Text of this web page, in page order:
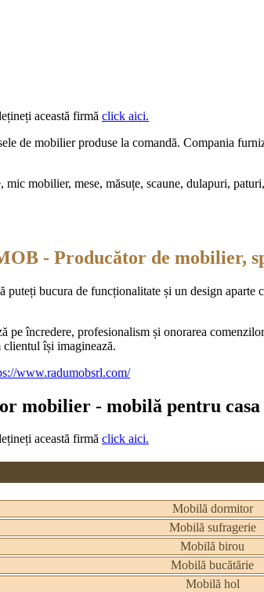
această firmă click aici.
de mobilier produse la comandă. Compania
mobilier, mese, măsuțe, scaune, dulapuri,
- Producător de mobilier,
bucura de funcționalitate și un design
încredere, profesionalism și onorarea
clientul își imaginează.
www.radumobsrl.com/
mobilier - mobilă pentru casa
această firmă click aici.
Mobilă dormitor
Mobilă sufragerie
Mobilă birou
Mobilă bucătărie
Mobilă hol